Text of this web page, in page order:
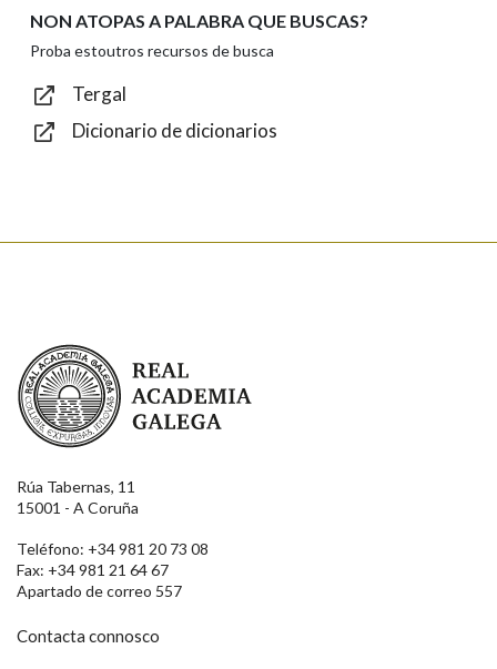
Enviar
NON ATOPAS A PALABRA QUE BUSCAS?
Proba estoutros recursos de busca
Tergal
Dicionario de dicionarios
Real Academia Galega
Rúa Tabernas, 11
15001 - A Coruña
Teléfono: +34 981 20 73 08
Fax: +34 981 21 64 67
Apartado de correo 557
Contacta connosco